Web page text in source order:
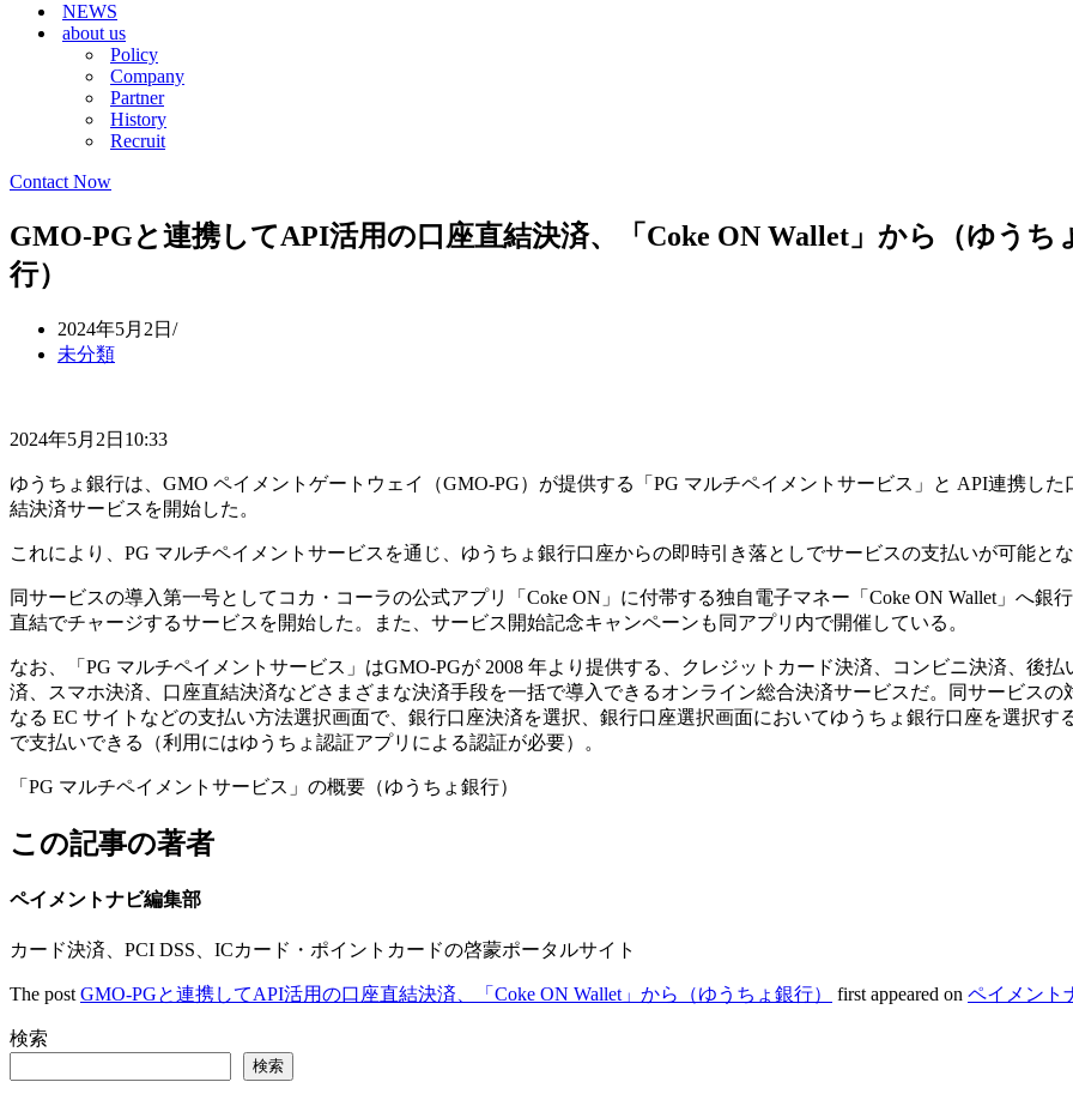
シ
ョ
NEWS
about us
Policy
Company
Partner
History
Recruit
Contact Now
GMO-PGと連携してAPI活用の口座直結決済、「Coke ON Wallet」から（ゆうち
行）
2024年5月2日
未分類
2024年5月2日10:33
ゆうちょ銀行は、GMO ペイメントゲートウェイ（GMO-PG）が提供する「PG マルチペイメントサービス」と API連携した
結決済サービスを開始した。
これにより、PG マルチペイメントサービスを通じ、ゆうちょ銀行口座からの即時引き落としでサービスの支払いが可能とな
同サービスの導入第一号としてコカ・コーラの公式アプリ「Coke ON」に付帯する独自電子マネー「Coke ON Wallet」へ銀
直結でチャージするサービスを開始した。また、サービス開始記念キャンペーンも同アプリ内で開催している。
なお、「PG マルチペイメントサービス」はGMO-PGが 2008 年より提供する、クレジットカード決済、コンビニ決済、後払
済、スマホ決済、口座直結決済などさまざまな決済手段を一括で導入できるオンライン総合決済サービスだ。同サービスの
なる EC サイトなどの支払い方法選択画面で、銀行口座決済を選択、銀行口座選択画面においてゆうちょ銀行口座を選択す
で支払いできる（利用にはゆうちょ認証アプリによる認証が必要）。
「PG マルチペイメントサービス」の概要（ゆうちょ銀行）
この記事の著者
ペイメントナビ編集部
カード決済、PCI DSS、ICカード・ポイントカードの啓蒙ポータルサイト
The post GMO-PGと連携してAPI活用の口座直結決済、「Coke ON Wallet」から（ゆうちょ銀行） first appeared on ペイメント
検索
検索